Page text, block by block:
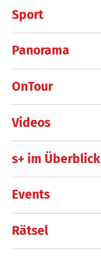
Sport
Panorama
OnTour
Videos
s+ im Überblick
Events
Rätsel